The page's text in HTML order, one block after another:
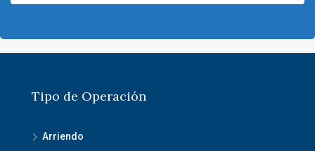
Tipo de Operación
Arriendo